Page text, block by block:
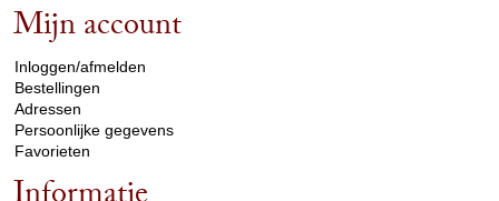
Mijn account
Inloggen/afmelden
Bestellingen
Adressen
Persoonlijke gegevens
Favorieten